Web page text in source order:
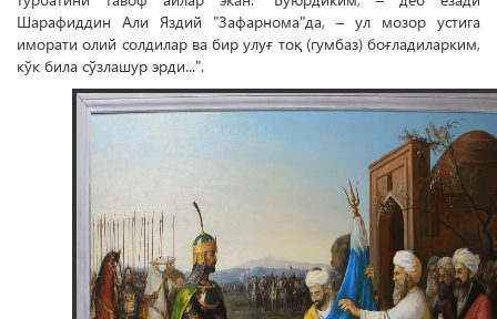
Шарафиддин Али Яздий "Зафарнома"да, – ул мозор устига
иморати олий солдилар ва бир улуғ тоқ (гумбаз) боғладиларким,
кўк била сўзлашур эрди...".